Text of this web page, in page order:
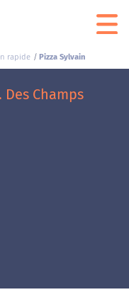
rapide Pizza Sylvain
Des Champs